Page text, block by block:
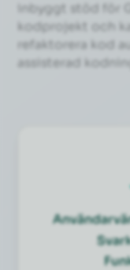
inbyggt stöd för
kodprojekt och
refaktorera kod
assisterad